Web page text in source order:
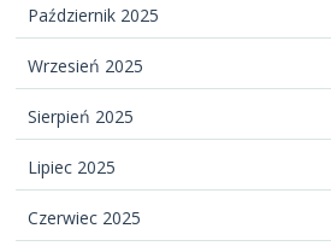
Październik 2025
Wrzesień 2025
Sierpień 2025
Lipiec 2025
Czerwiec 2025